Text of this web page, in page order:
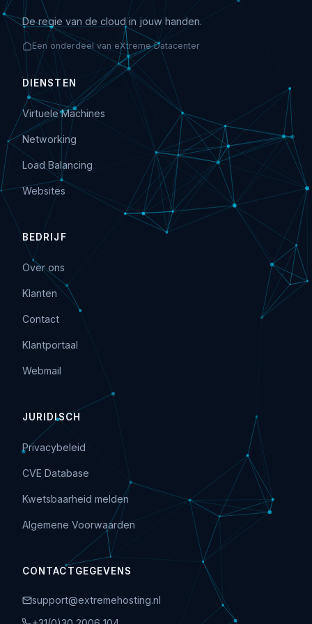
De regie van de cloud in jouw handen.
Een onderdeel van eXtreme Datacenter
DIENSTEN
Virtuele Machines
Networking
Load Balancing
Websites
BEDRIJF
Over ons
Klanten
Contact
Klantportaal
Webmail
JURIDISCH
Privacybeleid
CVE Database
Kwetsbaarheid melden
Algemene Voorwaarden
CONTACTGEGEVENS
support@extremehosting.nl